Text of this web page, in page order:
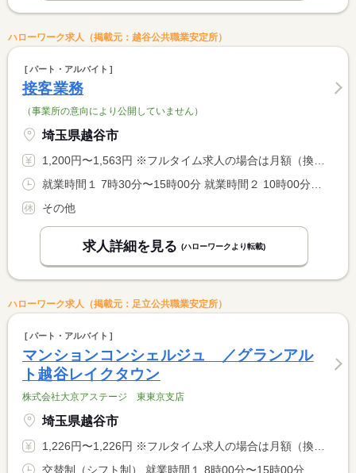
ハローワーク求人（掲載元：越谷公共職業安定所）
パート・アルバイト
接客業務
（事業所の意向により公開していません）
埼玉県越谷市
1,200円〜1,563円 ※フルタイム求人の場合は月額（換算額）、パート求人の場合は時間額を表示しています。
その他
求人詳細を見る (ハローワークより転載)
ハローワーク求人（掲載元：足立公共職業安定所）
パート・アルバイト
マンションコンシェルジュ ／グランアル
ト越谷レイクタウン
株式会社大京アステージ 東東京支店
埼玉県越谷市
1,226円〜1,226円 ※フルタイム求人の場合は月額（換算額）、パート求人の場合は時間額を表示しています。